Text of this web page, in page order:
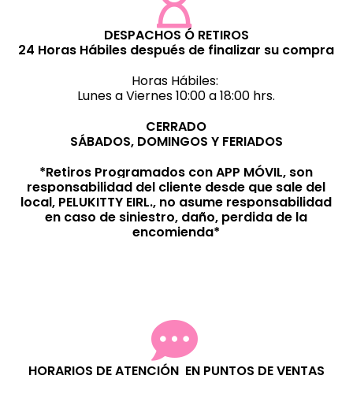
DESPACHOS Ó RETIROS
24 Horas Hábiles después de finalizar su compra
Horas Hábiles:
Lunes a Viernes 10:00 a 18:00 hrs.
CERRADO
SÁBADOS, DOMINGOS Y FERIADOS
*Retiros Programados con APP MÓVIL, son
responsabilidad del cliente desde que sale del
local, PELUKITTY EIRL., no asume responsabilidad
en caso de siniestro, daño, perdida de la
encomienda*
HORARIOS DE ATENCIÓN EN PUNTOS DE VENTAS